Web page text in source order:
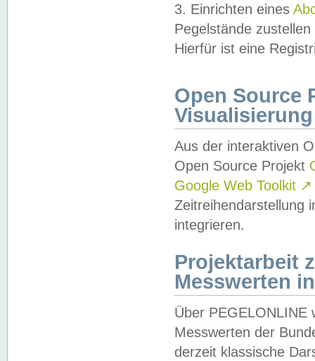
3. Einrichten eines
Pegelstände
Hierfür ist eine
Open Source
Visualisierung
Aus der interaktiven
Open Source Projekt
Google Web Toolkit ↗
Zeitreihendarstellung
integrieren.
Projektarbeit
Messwerten
Über PEGELONLINE
Messwerten der
derzeit klassische